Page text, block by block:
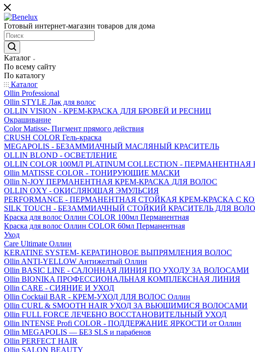
Готовый интернет-магазин товаров для дома
Каталог
По всему сайту
По каталогу
Каталог
Ollin Professional
Ollin STYLE Лак для волос
OLLIN VISION - КРЕМ-КРАСКА ДЛЯ БРОВЕЙ И РЕСНИЦ
Окрашивание
Color Matisse- Пигмент прямого действия
CRUSH COLOR Гель-краска
MEGAPOLIS - БЕЗАММИАЧНЫЙ МАСЛЯНЫЙ КРАСИТЕЛЬ
OLLIN BLOND - ОСВЕТЛЕНИЕ
OLLIN COLOR 100МЛ PLATINUM COLLECTION -
Ollin MATISSE COLOR - ТОНИРУЮЩИЕ МАСКИ
Ollin N-JOY ПЕРМАНЕНТНАЯ КРЕМ-КРАСКА ДЛЯ ВОЛОС
OLLIN OXY - ОКИСЛЯЮЩАЯ ЭМУЛЬСИЯ
PERFORMANCE - ПЕРМАНЕНТНАЯ СТОЙКАЯ КРЕМ-КРАСКА С
SILK TOUCH - БЕЗАММИАЧНЫЙ СТОЙКИЙ КРАСИТЕЛЬ ДЛЯ
Краска для волос Оллин COLOR 100мл Перманентная
Краска для волос Оллин COLOR 60мл Перманентная
Уход
Care Ultimate Оллин
KERATINE SYSTEM- КЕРАТИНОВОЕ ВЫПРЯМЛЕНИЯ ВОЛОС
Ollin ANTI-YELLOW Антижелтый Оллин
Ollin BASIC LINE - САЛОННАЯ ЛИНИЯ ПО УХОДУ ЗА ВОЛОСАМИ
Ollin BIONIKA ПРОФЕССИОНАЛЬНАЯ КОМПЛЕКСНАЯ ЛИНИЯ
Ollin CARE - СИЯНИЕ И УХОД
Ollin Cocktail BAR - КРЕМ-УХОД ДЛЯ ВОЛОС Оллин
Ollin CURL & SMOOTH HAIR УХОД ЗА ВЬЮЩИМИСЯ ВОЛОСАМИ
Ollin FULL FORCE ЛЕЧЕБНО ВОССТАНОВИТЕЛЬНЫЙ УХОД
Ollin INTENSE Profi COLOR - ПОДДЕРЖАНИЕ ЯРКОСТИ от Оллин
Ollin MEGAPOLIS — БЕЗ SLS и парабенов
Ollin PERFECT HAIR
Ollin SALON BEAUTY